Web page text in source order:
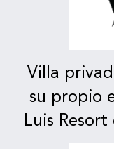
Villa
su propio
Luis